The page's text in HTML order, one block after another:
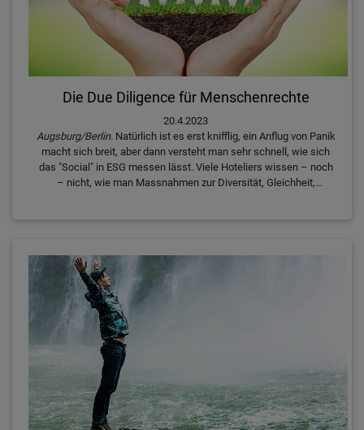
Die Due Diligence für Menschenrechte
20.4.2023
Augsburg/Berlin. Natürlich ist es erst knifflig, ein Anflug von Panik
macht sich breit, aber dann versteht man sehr schnell, wie sich
das "Social" in ESG messen lässt. Viele Hoteliers wissen – noch
– nicht, wie man Massnahmen zur Diversität, Gleichheit,